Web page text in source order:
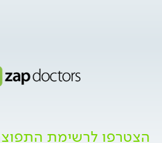
הצטרפו לרשימת